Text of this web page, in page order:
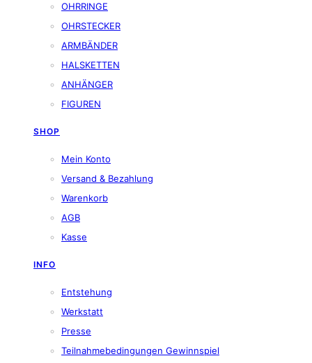
OHRRINGE
OHRSTECKER
ARMBÄNDER
HALSKETTEN
ANHÄNGER
FIGUREN
SHOP
Mein Konto
Versand & Bezahlung
Warenkorb
AGB
Kasse
INFO
Entstehung
Werkstatt
Presse
Teilnahmebedingungen Gewinnspiel